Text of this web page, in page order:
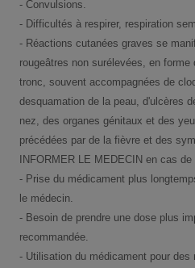
- Convulsions.
- Difficultés à respirer, respiration
- Réactions cutanées graves se
rougeâtres non surélevées, en
tronc, souvent accompagnées de
desquamation de la peau, d'ulcères
nez, des organes génitaux et des
précédées par de la fièvre et des
INFORMER LE MEDECIN en cas de
- Prise du médicament plus
le médecin.
- Besoin de prendre une dose plus
recommandée.
- Utilisation du médicament pour